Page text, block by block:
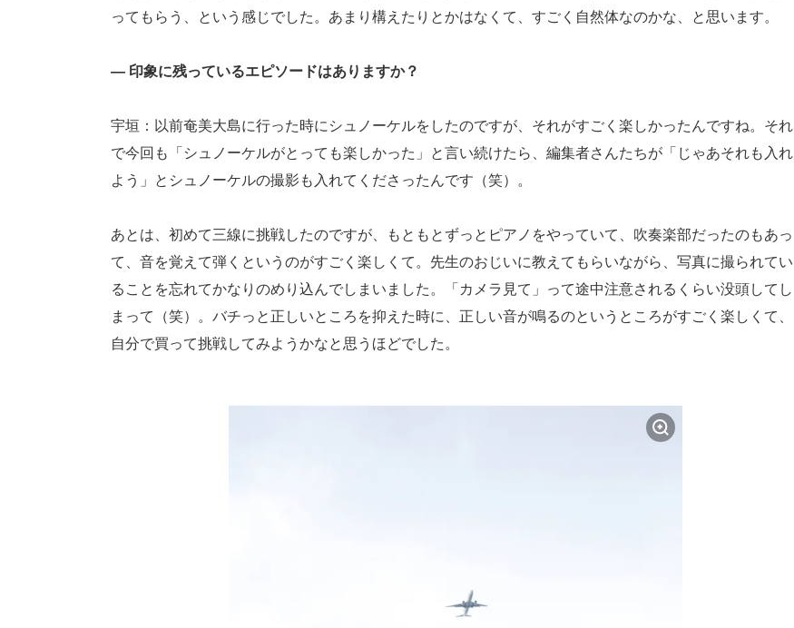
ってもらう、という感じでした。あまり構えたりとかはなくて、すごく自然体なのかな、と思います。
― 印象に残っているエピソードはありますか？
宇垣：以前奄美大島に行った時にシュノーケルをしたのですが、それがすごく楽しかったんですね。それ
で今回も「シュノーケルがとっても楽しかった」と言い続けたら、編集者さんたちが「じゃあそれも入れ
よう」とシュノーケルの撮影も入れてくださったんです（笑）。
あとは、初めて三線に挑戦したのですが、もともとずっとピアノをやっていて、吹奏楽部だったのもあっ
て、音を覚えて弾くというのがすごく楽しくて。先生のおじいに教えてもらいながら、写真に撮られてい
ることを忘れてかなりのめり込んでしまいました。「カメラ見て」って途中注意されるくらい没頭してし
まって（笑）。バチっと正しいところを抑えた時に、正しい音が鳴るのというところがすごく楽しくて、
自分で買って挑戦してみようかなと思うほどでした。